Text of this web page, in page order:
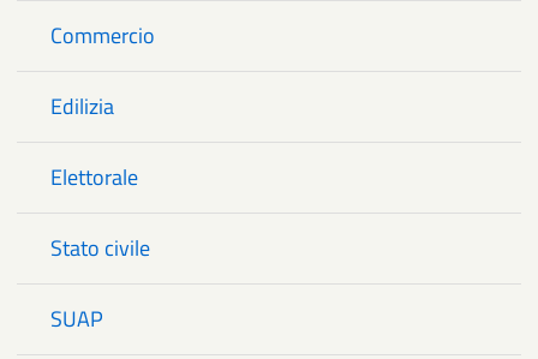
Commercio
Edilizia
Elettorale
Stato civile
SUAP